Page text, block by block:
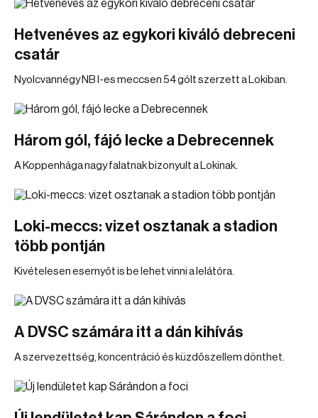
Hetvenéves az egykori kiváló debreceni
csatár
Nyolcvannégy NB I-es meccsen 54 gólt szerzett a Lokiban.
Három gól, fájó lecke a Debrecennek
A Koppenhága nagy falatnak bizonyult a Lokinak.
Loki-meccs: vizet osztanak a stadion
több pontján
Kivételesen esernyőt is be lehet vinni a lelátóra.
A DVSC számára itt a dán kihívás
A szervezettség, koncentráció és küzdőszellem dönthet.